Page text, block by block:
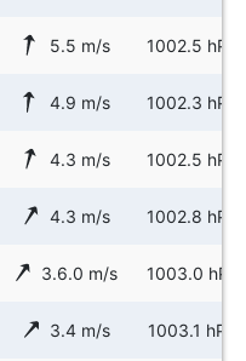
5.5 m/s 1002.5 hPa
4.9 m/s 1002.3 hPa
4.3 m/s 1002.5 hPa
4.3 m/s 1002.8 hPa
3.6.0 m/s 1003.0 hPa
3.4 m/s 1003.1 hPa